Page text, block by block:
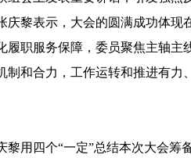
庆黎表示，大会的圆满成功体现
履职服务保障，委员聚焦主轴主
和合力，工作运转和推进有力
黎用四个“一定”总结本次大会筹